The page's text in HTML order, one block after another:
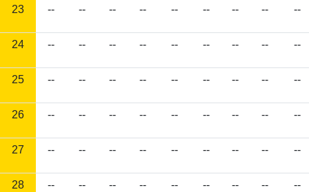
23 -- -- -- -- -- -- -- -- --
24 -- -- -- -- -- -- -- -- --
25 -- -- -- -- -- -- -- -- --
26 -- -- -- -- -- -- -- -- --
27 -- -- -- -- -- -- -- -- --
28 -- -- -- -- -- -- -- -- --